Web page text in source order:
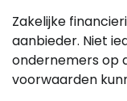
Zakelijke
aanbieder. Niet
ondernemers op
voorwaarden